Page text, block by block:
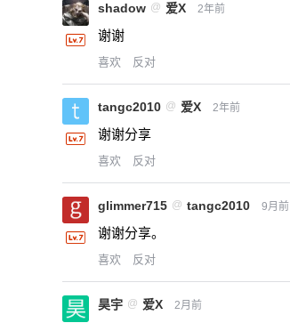
shadow @ 爱X 2年前
谢谢
喜欢 反对
tangc2010 @ 爱X 2年前
谢谢分享
喜欢 反对
glimmer715 @ tangc2010 9月前
谢谢分享。
喜欢 反对
昊宇 @ 爱X 2月前